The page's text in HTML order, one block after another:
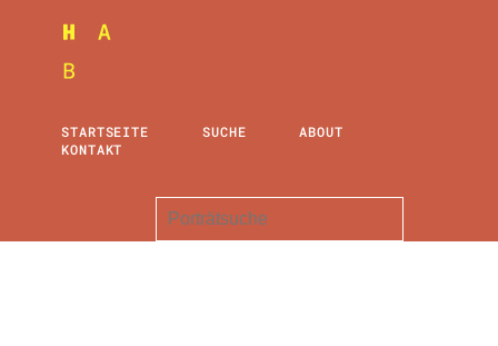
STARTSEITE SUCHE
ABOUT
KONTAKT